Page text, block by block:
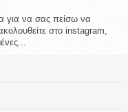
για να σας πείσω να
στο instagram,